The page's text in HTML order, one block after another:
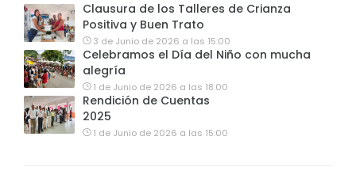
Clausura de los Talleres de Crianza
Positiva y Buen Trato
3 de Junio de 2026 a las 15:00
Celebramos el Día del Niño con mucha
alegría
1 de Junio de 2026 a las 18:00
Rendición de Cuentas
2025
1 de Junio de 2026 a las 15:00